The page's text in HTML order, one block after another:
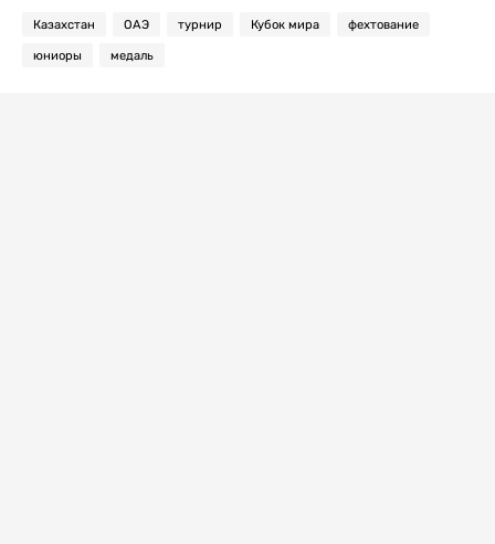
Казахстан ОАЭ турнир Кубок мира фехтование
юниоры медаль